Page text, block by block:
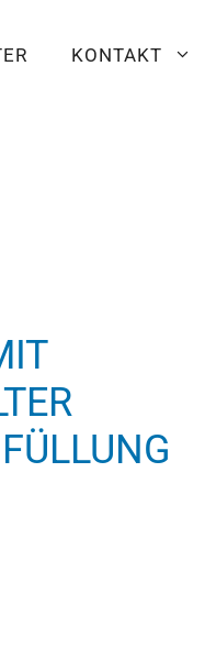
KONTAKT